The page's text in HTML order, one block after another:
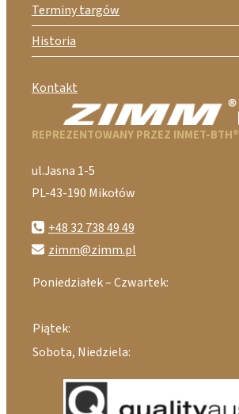
Terminy targów
Historia
Kontakt
REPREZENTOWANY PRZEZ INMET-BTH®
ul.Jasna 1-5
PL-43-190 Mikołów
+48 32 738 49 49
zimm@zimm.pl
Poniedziałek – Czwartek:
Piątek:
Sobota, Niedziela: